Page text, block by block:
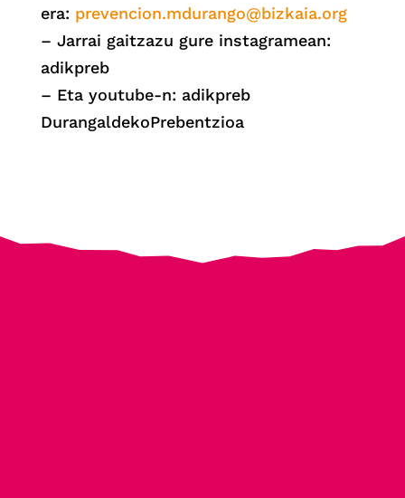
era: prevencion.mdurango@bizkaia.org
– Jarrai gaitzazu gure instagramean:
adikpreb
– Eta youtube-n: adikpreb
DurangaldekoPrebentzioa